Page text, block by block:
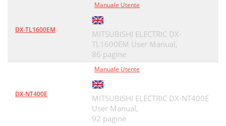
DX-TL1600EM
Manuale Utente
MITSUBISHI ELECTRIC DX-
TL1600EM User Manual,
86 pagine
DX-NT400E
Manuale Utente
MITSUBISHI ELECTRIC DX-NT400E
User Manual,
92 pagine